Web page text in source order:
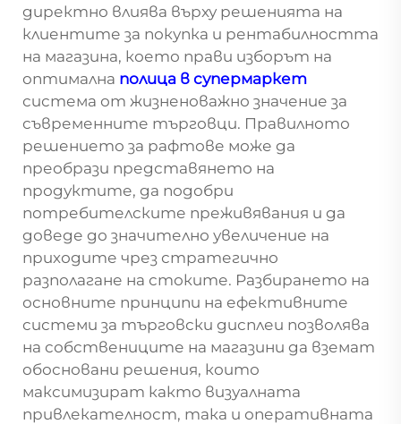
директно влиява върху решенията на
клиентите за покупка и рентабилността
на магазина, което прави изборът на
оптимална полица в супермаркет
система от жизненоважно значение за
съвременните търговци. Правилното
решението за рафтове може да
преобрази представянето на
продуктите, да подобри
потребителските преживявания и да
доведе до значително увеличение на
приходите чрез стратегично
разполагане на стоките. Разбирането на
основните принципи на ефективните
системи за търговски дисплеи позволява
на собствениците на магазини да вземат
обосновани решения, които
максимизират както визуалната
привлекателност, така и оперативната